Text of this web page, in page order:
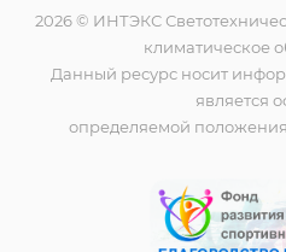
2026 © ИНТЭКС
климатическое
Данный ресурс носит
является
определяемой